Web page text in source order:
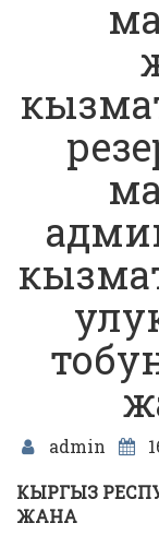
admin
КЫРГЫЗ
ЖАНА